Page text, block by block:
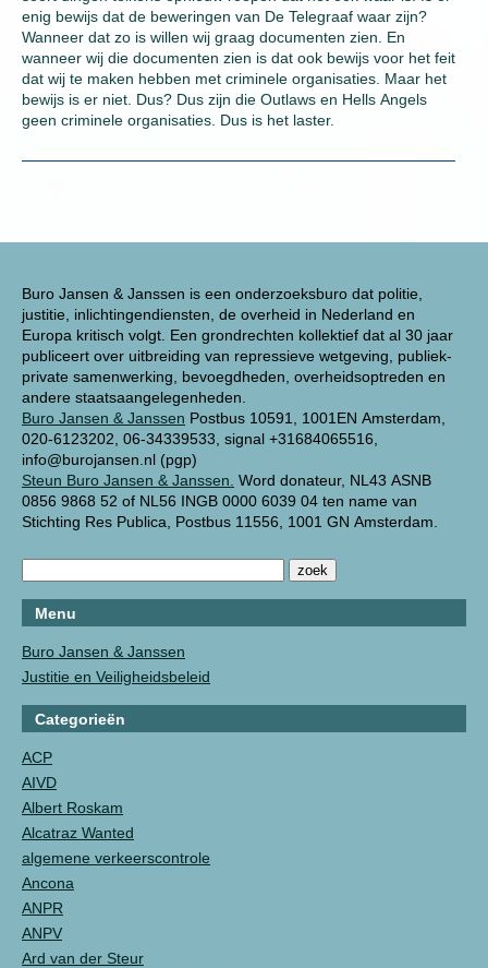
Buro Jansen & Janssen is een onderzoeksburo dat politie,
justitie, inlichtingendiensten, de overheid in Nederland en
Europa kritisch volgt. Een grondrechten kollektief dat al 30 jaar
publiceert over uitbreiding van repressieve wetgeving, publiek-
private samenwerking, bevoegdheden, overheidsoptreden en
andere staatsaangelegenheden.
Buro Jansen & Janssen Postbus 10591, 1001EN Amsterdam,
020-6123202, 06-34339533, signal +31684065516,
info@burojansen.nl (pgp)
Steun Buro Jansen & Janssen. Word donateur, NL43 ASNB
0856 9868 52 of NL56 INGB 0000 6039 04 ten name van
Stichting Res Publica, Postbus 11556, 1001 GN Amsterdam.
Menu
Buro Jansen & Janssen
Justitie en Veiligheidsbeleid
Categorieën
ACP
AIVD
Albert Roskam
Alcatraz Wanted
algemene verkeerscontrole
Ancona
ANPR
ANPV
Ard van der Steur
enig bewijs dat de beweringen van De Telegraaf waar zijn?
Wanneer dat zo is willen wij graag documenten zien. En
wanneer wij die documenten zien is dat ook bewijs voor het feit
dat wij te maken hebben met criminele organisaties. Maar het
bewijs is er niet. Dus? Dus zijn die Outlaws en Hells Angels
geen criminele organisaties. Dus is het laster.